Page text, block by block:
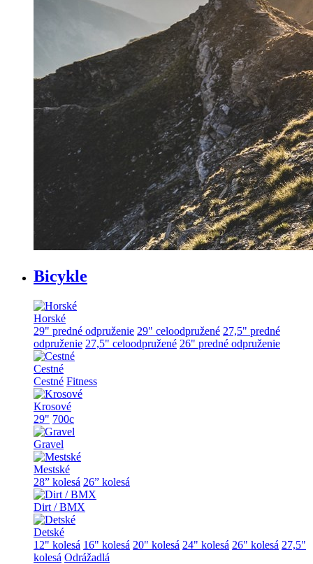
Bicykle
Horské
29" predné odpruženie 29" celoodpružené 27,5" predné
odpruženie 27,5" celoodpružené 26" predné odpruženie
Cestné
Cestné Fitness
Krosové
29" 700c
Gravel
Mestské
28” kolesá 26” kolesá
Dirt / BMX
Detské
12" kolesá 16" kolesá 20" kolesá 24" kolesá 26" kolesá 27,5"
kolesá Odrážadlá